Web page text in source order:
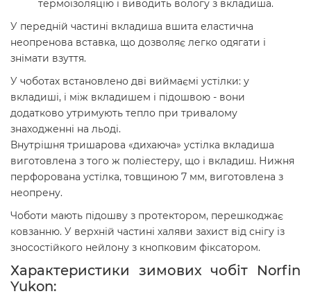
термоізоляцію і виводить вологу з вкладиша.
У передній частині вкладиша вшита еластична
неопренова вставка, що дозволяє легко одягати і
знімати взуття.
У чоботах встановлено дві виймаємі устілки: у
вкладиші, і між вкладишем і підошвою - вони
додатково утримують тепло при тривалому
знаходженні на льоді.
Внутрішня тришарова «дихаюча» устілка вкладиша
виготовлена з того ж поліестеру, що і вкладиш. Нижня
перфорована устілка, товщиною 7 мм, виготовлена з
неопрену.
Чоботи мають підошву з протектором, перешкоджає
ковзанню. У верхній частині халяви захист від снігу із
зносостійкого нейлону з кнопковим фіксатором.
Характеристики зимових чобіт Norfin
Yukon: